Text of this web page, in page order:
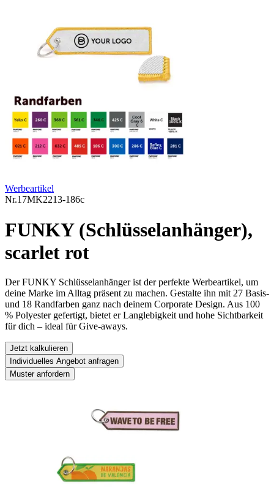
Werbeartikel
Nr.17MK2213-186c
FUNKY (Schlüsselanhänger),
scarlet rot
Der FUNKY Schlüsselanhänger ist der perfekte Werbeartikel, um
deine Marke im Alltag präsent zu machen. Gestalte ihn mit 27 Basis-
und 18 Randfarben ganz nach deinem Corporate Design. Aus 100
% Polyester gefertigt, bietet er Langlebigkeit und hohe Sichtbarkeit
für dich – ideal für Give-aways.
Jetzt kalkulieren
Individuelles Angebot anfragen
Muster anfordern